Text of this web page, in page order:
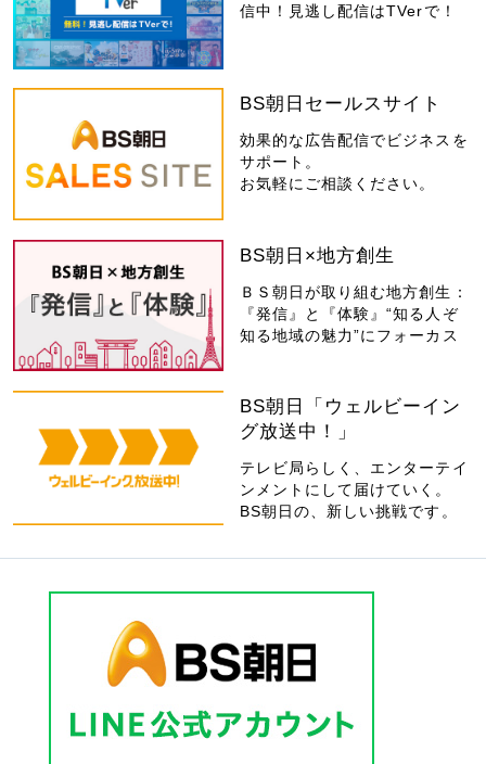
信中！見逃し配信はTVerで！
BS朝日セールスサイト
効果的な広告配信でビジネスを
サポート。
お気軽にご相談ください。
BS朝日×地方創生
ＢＳ朝日が取り組む地方創生：
『発信』と『体験』“知る人ぞ
知る地域の魅力”にフォーカス
BS朝日「ウェルビーイン
グ放送中！」
テレビ局らしく、エンターテイ
ンメントにして届けていく。
BS朝日の、新しい挑戦です。